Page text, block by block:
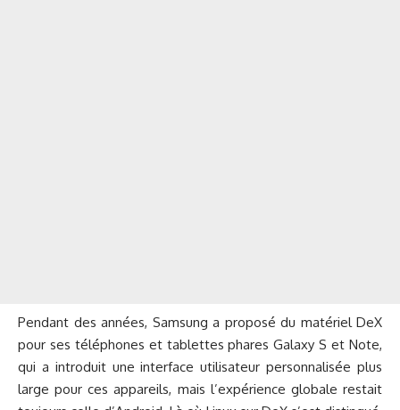
Pendant des années, Samsung a proposé du matériel DeX
pour ses téléphones et tablettes phares Galaxy S et Note,
qui a introduit une interface utilisateur personnalisée plus
large pour ces appareils, mais l’expérience globale restait